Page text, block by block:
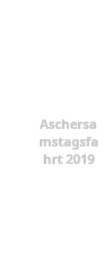
Aschersa
mstagsfa
hrt 2019